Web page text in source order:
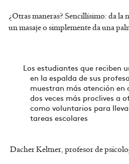
¿Otras maneras? Sencillísimo: da la
un masaje o simplemente da una
Los estudiantes que reciben
en la espalda de sus
muestran más atención en
dos veces más proclives a
como voluntarios para
tareas escolares
Dacher Keltner, profesor de